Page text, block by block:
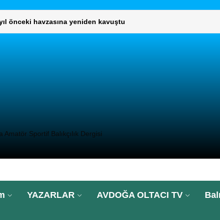
KURUL TOPLANTISI GERÇEKLEŞTİ
VE DAİRE BAŞKANLARINI ZİYARET ETTİ
ÇÖZÜMÜ İÇİN GENEL MÜDÜRLÜĞÜ ZİYARET ETTİ.
önceki havzasına yeniden kavuştu
KURUL TOPLANTISI GERÇEKLEŞTİ
Sportif Balıkçılık Dergisi
YAZARLAR AVDOĞA OLTACI TV